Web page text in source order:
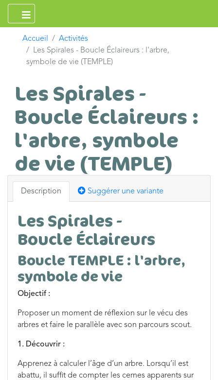
Accueil
Activités
Les Spirales - Boucle Éclaireurs : l'arbre,
symbole de vie (TEMPLE)
Les Spirales -
Boucle Éclaireurs :
l'arbre, symbole
de vie (TEMPLE)
Description Suggérer une variante
Les Spirales -
Boucle Éclaireurs
Boucle TEMPLE : l'arbre,
symbole de vie
Objectif :
Proposer un moment de réflexion sur le vécu des
arbres et faire le parallèle avec son parcours scout.
1. Découvrir :
Apprenez à calculer l’âge d’un arbre. Lorsqu’il est
abattu, il suffit de compter les cernes apparents sur